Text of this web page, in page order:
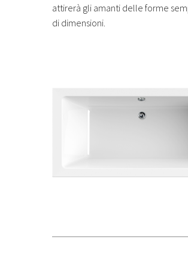
attirerà gli amanti delle forme
di dimensioni.